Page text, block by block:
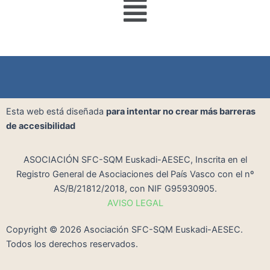
Esta web está diseñada para intentar no crear más barreras
de accesibilidad
ASOCIACIÓN SFC-SQM Euskadi-AESEC, Inscrita en el
Registro General de Asociaciones del País Vasco con el nº
AS/B/21812/2018, con NIF G95930905.
AVISO LEGAL
Copyright © 2026 Asociación SFC-SQM Euskadi-AESEC.
Todos los derechos reservados.